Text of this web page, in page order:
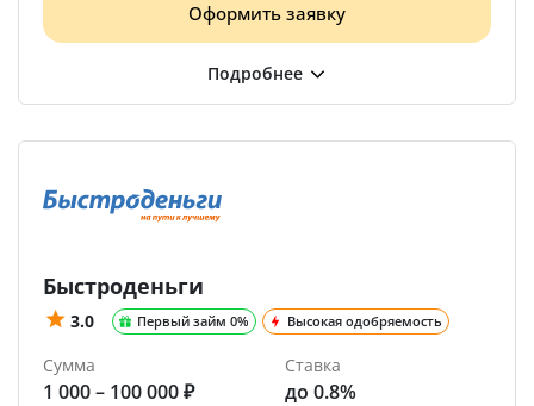
Оформить заявку
Быстроденьги
3.0 Первый займ 0% Высокая одобряемость
Сумма
1 000 – 100 000 ₽
Ставка
до 0.8%